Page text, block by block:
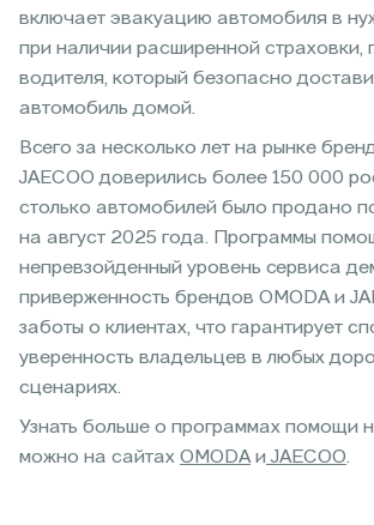
включает эвакуацию автомобиля в
при наличии расширенной страховки,
водителя, который безопасно
автомобиль домой.
Всего за несколько лет на рынке
JAECOO доверились более 150 000
столько автомобилей было продано
на август 2025 года. Программы
непревзойденный уровень сервиса
приверженность брендов OMODA и
заботы о клиентах, что гарантирует
уверенность владельцев в любых
сценариях.
Узнать больше о программах помощи
можно на сайтах OMODAи JAECOO.